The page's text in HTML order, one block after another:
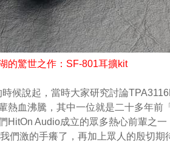
的驚世之作：SF-801耳擴kit
候說起，當時大家研究討論
熱血沸騰，其中一位就是二十多年前
HitOn Audio成立的眾多熱心前輩之
們激的手癢了，再加上眾人的殷切期